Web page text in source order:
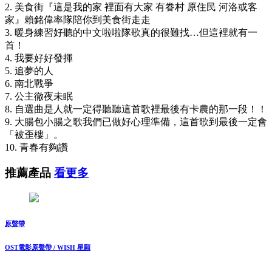
2. 美食街『這是我的家 裡面有大家 有眷村 原住民 河洛或客
家』賴銘偉率隊陪你到美食街走走
3. 暖身練習好聽的中文啦啦隊歌真的很難找…但這裡就有一
首！
4. 我要好好發揮
5. 追夢的人
6. 南北戰爭
7. 公主徹夜未眠
8. 自選曲是人就一定得聽聽這首歌裡最後有卡農的那一段！！
9. 大腸包小腸之歌我們已做好心理準備，這首歌到最後一定會
「被歪樓」。
10. 青春有夠讚
推薦產品 看更多
原聲帶
OST電影原聲帶 / WISH 星願